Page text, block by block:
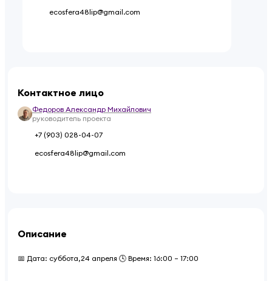
ecosfera48lip@gmail.com
Контактное лицо
Федоров Александр Михайлович
руководитель проекта
+7 (903) 028-04-07
ecosfera48lip@gmail.com
Описание
📅 Дата: суббота,24 апреля 🕓 Время: 16:00 – 17:00